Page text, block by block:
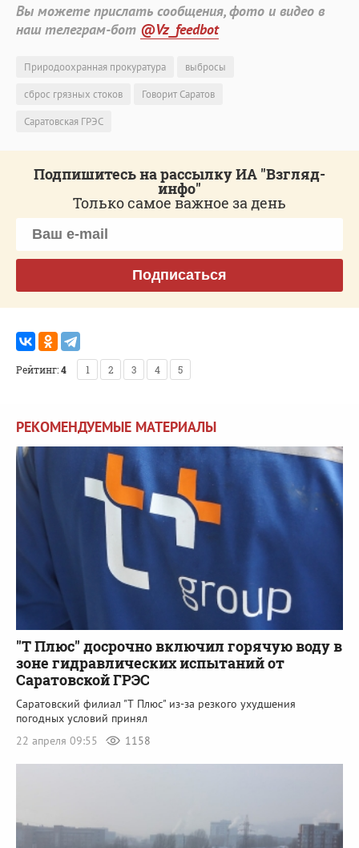
Вы можете прислать сообщения, фото и видео в
наш телеграм-бот @Vz_feedbot
Природоохранная прокуратура
выбросы
сброс грязных стоков
Говорит Саратов
Саратовская ГРЭС
Подпишитесь на рассылку ИА "Взгляд-
инфо"
Только самое важное за день
Подписаться
Рейтинг:4 1 2 3 4 5
РЕКОМЕНДУЕМЫЕ МАТЕРИАЛЫ
"Т Плюс" досрочно включил горячую воду в
зоне гидравлических испытаний от
Саратовской ГРЭС
Саратовский филиал "Т Плюс" из-за резкого ухудшения
погодных условий принял
22 апреля 09:55
1158